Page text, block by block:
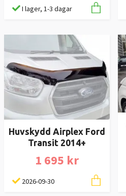
I lager, 1-3 dagar
Huvskydd Airplex Ford
Transit 2014+
1 695 kr
2026-09-30